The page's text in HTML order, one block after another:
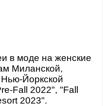
в моде на женские
Миланской,
Йоркской
Fall 2022", "Fall
2023".